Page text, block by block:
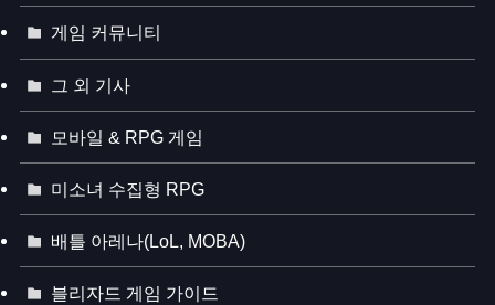
게임 커뮤니티
그 외 기사
모바일 & RPG 게임
미소녀 수집형 RPG
배틀 아레나(LoL, MOBA)
블리자드 게임 가이드